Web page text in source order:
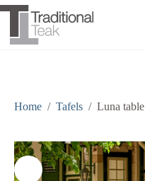
Ga
inhoud
Home / Tafels / Luna table